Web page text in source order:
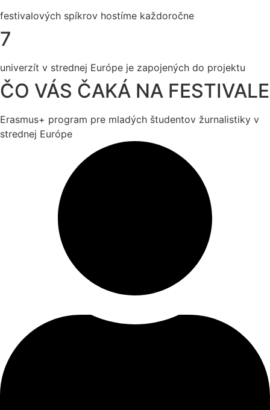
festivalových spíkrov hostíme každoročne
7
univerzít v strednej Európe je zapojených do projektu
ČO VÁS ČAKÁ NA FESTIVALE
Erasmus+ program pre mladých študentov žurnalistiky v
strednej Európe